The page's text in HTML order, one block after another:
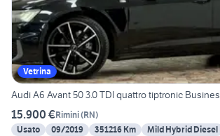
Vetrina
Audi A6 Avant 50 3.0 TDI quattro tiptronic Busines
15.900 €Rimini(RN)
Usato
09/2019 351216 Km Mild Hybrid Diesel